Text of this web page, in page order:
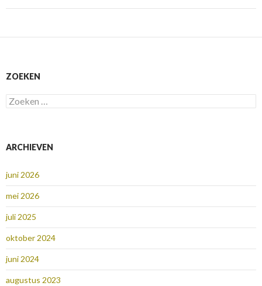
ZOEKEN
Zoeken
naar:
ARCHIEVEN
juni 2026
mei 2026
juli 2025
oktober 2024
juni 2024
augustus 2023